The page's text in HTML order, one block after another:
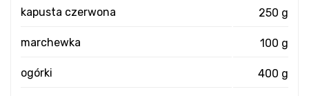
kapusta czerwona 250 g
marchewka 100 g
ogórki 400 g